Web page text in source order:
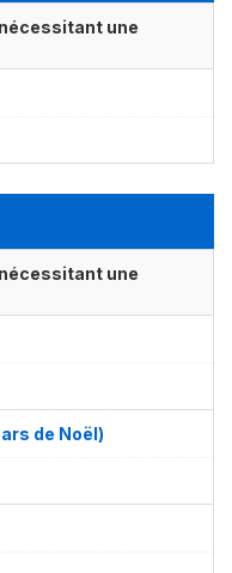
une
une
de Noël)